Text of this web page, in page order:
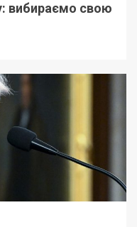
вибираємо свою